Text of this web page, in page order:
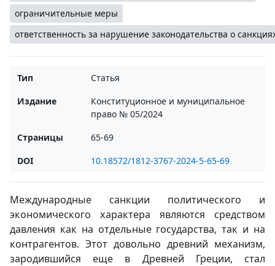
ограничительные меры
ответственность за нарушение законодательства о
Тип
Статья
Издание
Конституционное и муниципальное
право № 05/2024
Страницы
65-69
DOI
10.18572/1812-3767-2024-5-65-69
Международные санкции политического и
экономического характера являются средством
давления как на отдельные государства, так и на
контрагентов. Этот довольно древний механизм,
зародившийся еще в Древней Греции, стал